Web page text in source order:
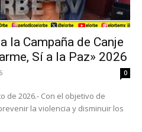
la Campaña de Canje
Sí a la Paz» 2026
0
de 2026.- Con el objetivo de
la violencia y disminuir los